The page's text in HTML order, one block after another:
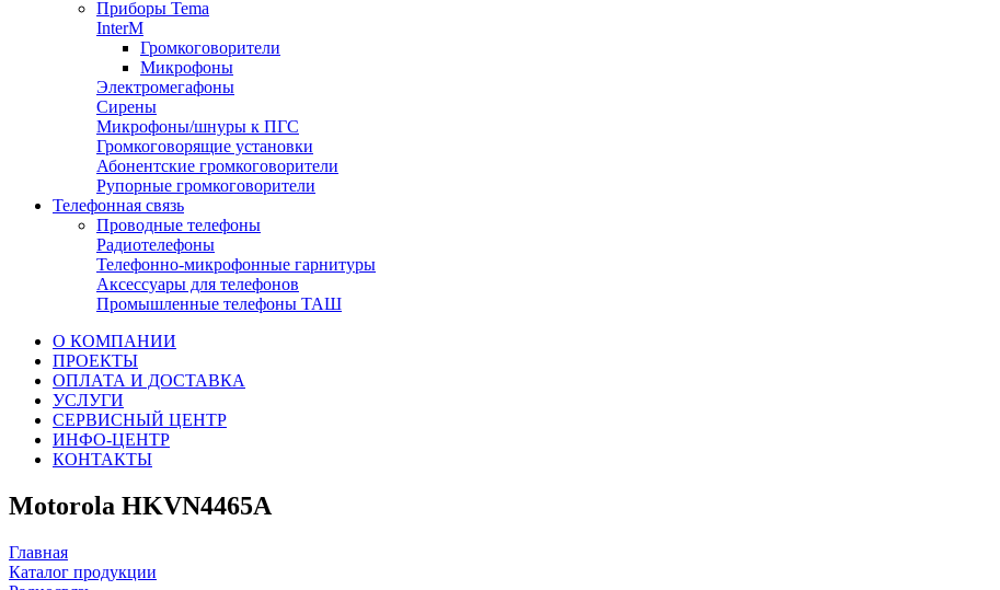
Приборы Tema
InterM
Громкоговорители
Микрофоны
Электромегафоны
Сирены
Микрофоны/шнуры к ПГС
Громкоговорящие установки
Абонентские громкоговорители
Рупорные громкоговорители
Телефонная связь
Проводные телефоны
Радиотелефоны
Телефонно-микрофонные гарнитуры
Аксессуары для телефонов
Промышленные телефоны ТАШ
О КОМПАНИИ
ПРОЕКТЫ
ОПЛАТА И ДОСТАВКА
УСЛУГИ
СЕРВИСНЫЙ ЦЕНТР
ИНФО-ЦЕНТР
КОНТАКТЫ
Motorola HKVN4465A
Главная
Каталог продукции